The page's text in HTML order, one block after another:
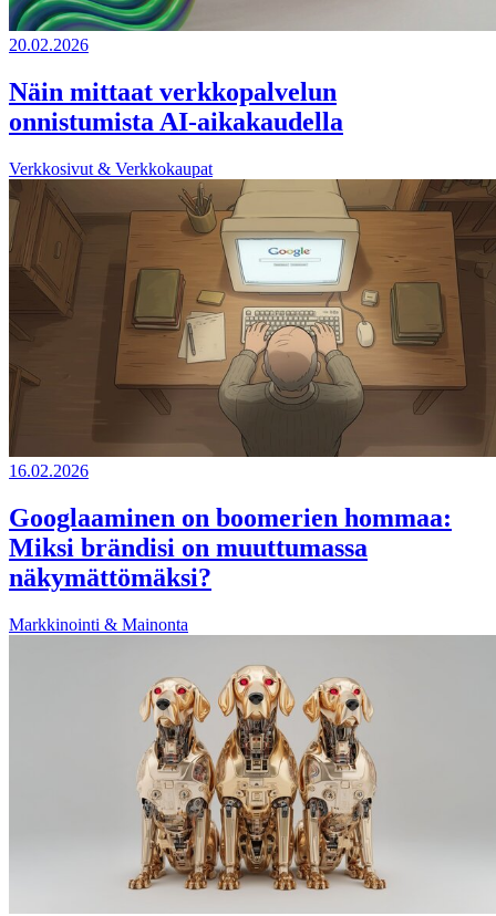
20.02.2026
Näin mittaat verkkopalvelun
onnistumista AI-aikakaudella
Verkkosivut & Verkkokaupat
16.02.2026
Googlaaminen on boomerien hommaa:
Miksi brändisi on muuttumassa
näkymättömäksi?
Markkinointi & Mainonta